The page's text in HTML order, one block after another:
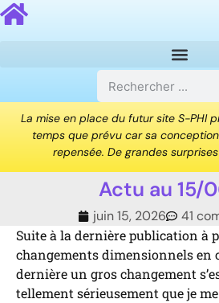
La mise en place du futur site S-PHI
temps que prévu car sa
repensée. De grandes
Actu au 15/
juin 15, 2026
41
Suite à la dernière publication à
changements dimensionnels en
dernière un gros changement
tellement sérieusement que je